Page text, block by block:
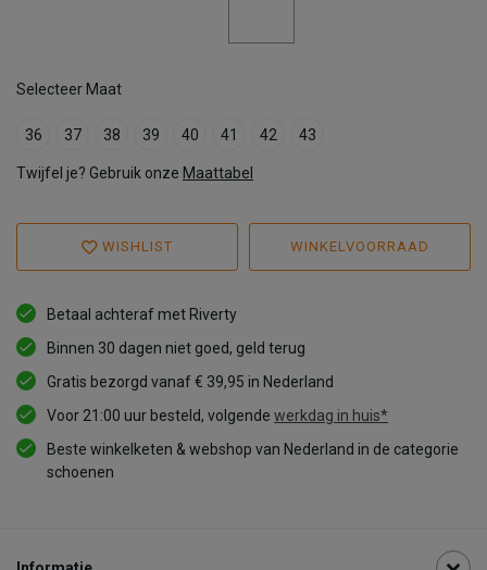
Selecteer Maat
36 37 38 39 40 41 42 43
Twijfel je? Gebruik onze Maattabel
WISHLIST WINKELVOORRAAD
Betaal achteraf met Riverty
Binnen 30 dagen niet goed, geld terug
Gratis bezorgd vanaf € 39,95 in Nederland
Voor 21:00 uur besteld, volgende werkdag in huis*
Beste winkelketen & webshop van Nederland in de categorie
schoenen